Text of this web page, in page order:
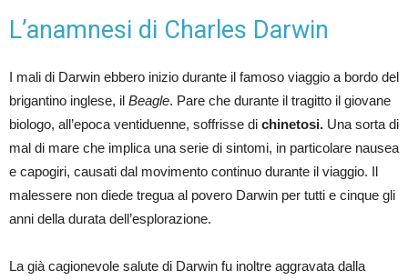
L’anamnesi di Charles Darwin
I mali di Darwin ebbero inizio durante il famoso viaggio a bordo del
brigantino inglese, il Beagle. Pare che durante il tragitto il giovane
biologo, all’epoca ventiduenne, soffrisse di chinetosi. Una sorta di
mal di mare che implica una serie di sintomi, in particolare nausea
e capogiri, causati dal movimento continuo durante il viaggio. Il
malessere non diede tregua al povero Darwin per tutti e cinque gli
anni della durata dell’esplorazione.
La già cagionevole salute di Darwin fu inoltre aggravata dalla